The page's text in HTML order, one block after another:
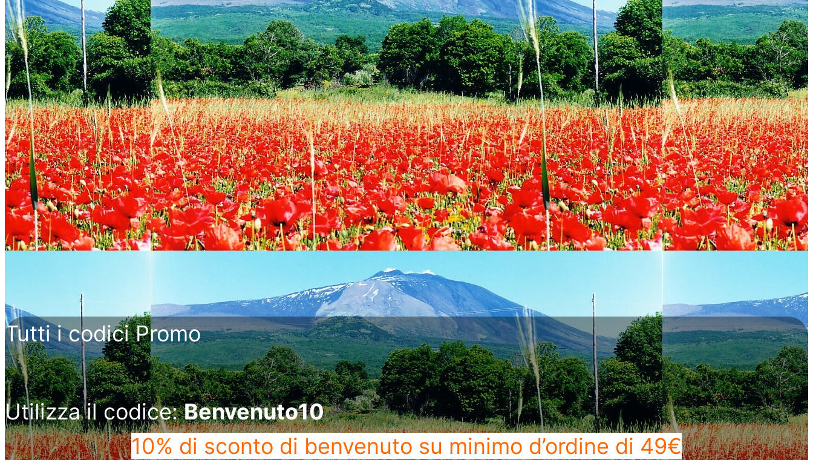
Tutti i codici Promo
Utilizza il codice:Benvenuto10
10% di sconto di benvenuto su minimo d’ordine di 49€